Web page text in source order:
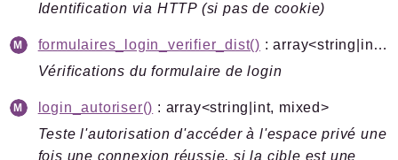
Identification via HTTP (si pas de cookie)
formulaires_login_verifier_dist()
: array<string|int, mixed>
Vérifications du formulaire de login
login_autoriser() : array<string|int, mixed>
Teste l'autorisation d'accéder à l'espace privé une
fois une connexion réussie, si la cible est une